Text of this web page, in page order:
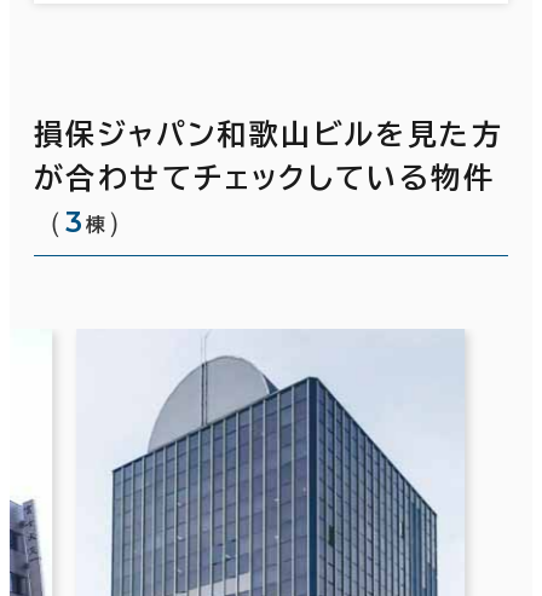
損保ジャパン和歌山ビルを見た方
が合わせてチェックしている物件
（3 棟 ）